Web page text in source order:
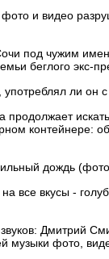
и видео
под чужим
беглого экс-
употреблял ли он
продолжает
контейнере:
дождь
все вкусы -
Дмитрий
музыки фото,